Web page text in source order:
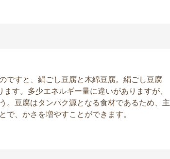
ですと、絹ごし豆腐と木綿豆腐。絹ごし豆腐
す。多少エネルギー量に違いがありますが、
。豆腐はタンパク源となる食材であるため、主
、かさを増やすことができます。